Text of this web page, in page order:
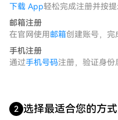
下载 App轻松完成注册并按
邮箱注册
在官网使用 邮箱创建账号，完
手机注册
通过手机号码注册，验证身份
2 选择最适合您的方